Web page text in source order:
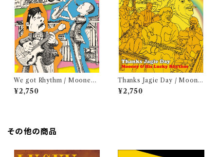
We got Rhythm / Mooney
& 藤井康一
¥2,750
Thanks Jagie Day / Moone
y & His Lucky Rhythm
¥2,750
その他の商品